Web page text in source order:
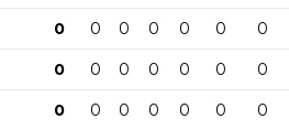
0 0 0 0 0 0 0
0 0 0 0 0 0 0
0 0 0 0 0 0 0